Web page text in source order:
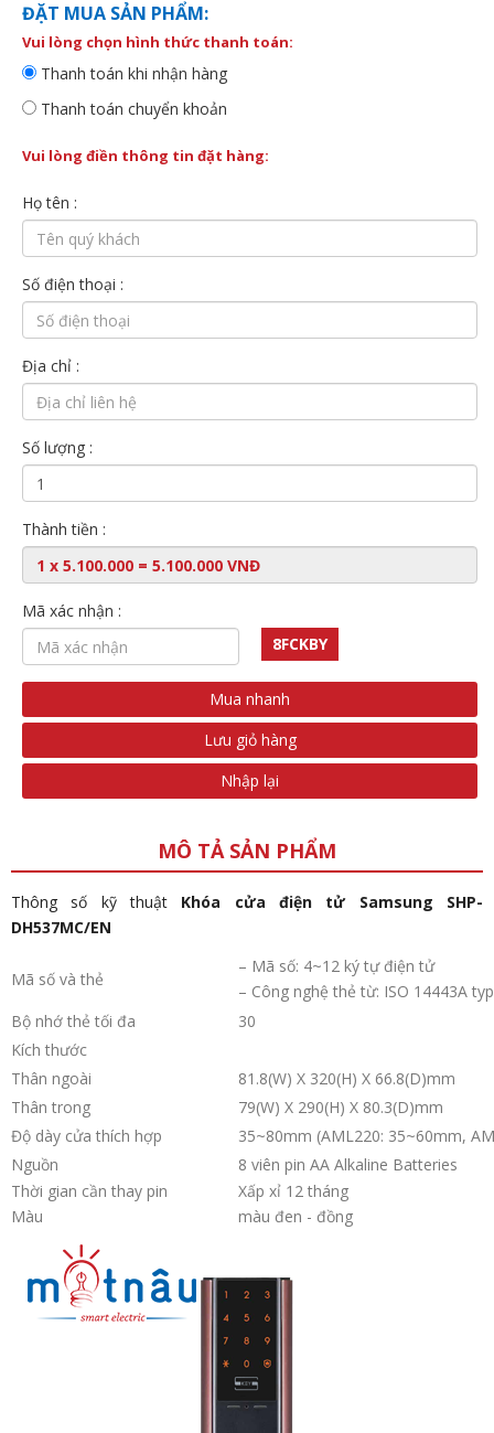
ĐẶT MUA SẢN PHẨM:
Vui lòng chọn hình thức thanh toán:
Thanh toán khi nhận hàng
Thanh toán chuyển khoản
Vui lòng điền thông tin đặt hàng:
Họ tên :
Số điện thoại :
Địa chỉ :
Số lượng :
Thành tiền :
Mã xác nhận :
8FCKBY
Mua nhanh
Lưu giỏ hàng
Nhập lại
MÔ TẢ SẢN PHẨM
Thông số kỹ thuật Khóa cửa điện tử Samsung SHP-
DH537MC/EN
Mã số và thẻ
– Mã số: 4~12 ký tự điện tử
– Công nghệ thẻ từ: ISO 14443A
Bộ nhớ thẻ tối đa
30
Kích thước
Thân ngoài
81.8(W) X 320(H) X 66.8(D)mm
Thân trong
79(W) X 290(H) X 80.3(D)mm
Độ dày cửa thích hợp
35~80mm (AML220: 35~60mm,
Nguồn
8 viên pin AA Alkaline Batteries
Thời gian cần thay pin
Xấp xỉ 12 tháng
Màu
màu đen - đồng